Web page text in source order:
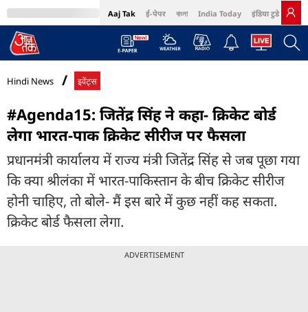
Aaj Tak ई-पेपर বাংলা India Today इंडिया टुडे हिंदी
MumbaiTak Cosmopolitan Harper's Bazaar Northeast
Hindi News इवेंट्स
#Agenda15: जितेंद्र सिंह ने कहा- क्रिकेट बोर्ड
लेगा भारत-पाक क्रिकेट सीरीज पर फैसला
प्रधानमंत्री कार्यालय में राज्य मंत्री जितेंद्र सिंह से जब पूछा गया
कि क्या श्रीलंका में भारत-पाकिस्तान के बीच क्रिकेट सीरीज
होनी चाहिए, तो बोले- मैं इस बारे में कुछ नहीं कह सकता.
क्रिकेट बोर्ड फैसला लेगा.
ADVERTISEMENT